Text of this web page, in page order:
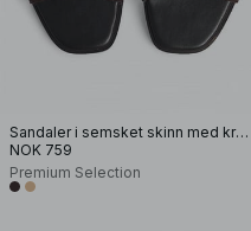
Sandaler i semsket skinn med kryssede stropper
NOK 759
Premium Selection